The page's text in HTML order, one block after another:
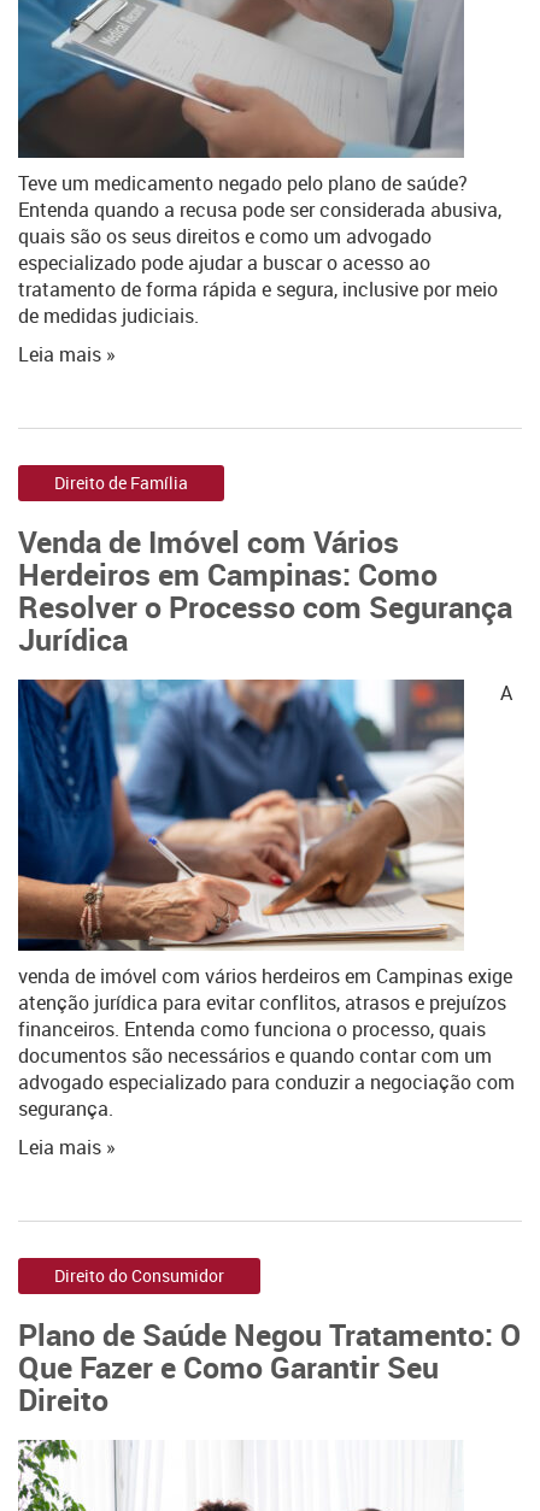
Teve um medicamento negado pelo plano de saúde?
Entenda quando a recusa pode ser considerada abusiva,
quais são os seus direitos e como um advogado
especializado pode ajudar a buscar o acesso ao
tratamento de forma rápida e segura, inclusive por meio
de medidas judiciais.
Leia mais »
Direito de Família
Venda de Imóvel com Vários
Herdeiros em Campinas: Como
Resolver o Processo com Segurança
Jurídica
A
venda de imóvel com vários herdeiros em Campinas exige
atenção jurídica para evitar conflitos, atrasos e prejuízos
financeiros. Entenda como funciona o processo, quais
documentos são necessários e quando contar com um
advogado especializado para conduzir a negociação com
segurança.
Leia mais »
Direito do Consumidor
Plano de Saúde Negou Tratamento: O
Que Fazer e Como Garantir Seu
Direito